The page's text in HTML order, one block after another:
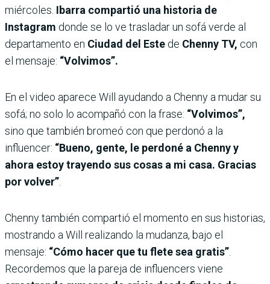
miércoles. Ibarra compartió una historia de
Instagram donde se lo ve trasladar un sofá verde al
departamento en Ciudad del Este de Chenny TV, con
el mensaje: “Volvimos”.
En el video aparece Will ayudando a Chenny a mudar su
sofá; no solo lo acompañó con la frase: “Volvimos”,
sino que también bromeó con que perdonó a la
influencer: “Bueno, gente, le perdoné a Chenny y
ahora estoy trayendo sus cosas a mi casa. Gracias
por volver”
Chenny también compartió el momento en sus historias,
mostrando a Will realizando la mudanza, bajo el
mensaje: “Cómo hacer que tu flete sea gratis”
Recordemos que la pareja de influencers viene